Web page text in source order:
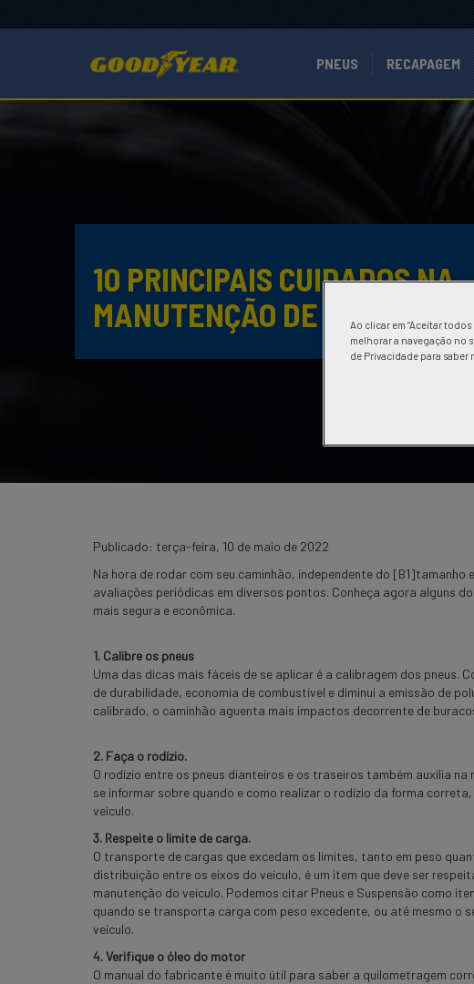
PNEUS RECAPAGEM
10 PRINCIPAIS CUIDADOS NA
MANUTENÇÃO DE
Publicado: terça-feira, 10 de maio de 2022
Na hora de rodar com seu caminhão, independente do [B1]tamanho
avaliações periódicas em diversos pontos. Conheça agora alguns
mais segura e econômica.
1. Calibre os pneus
Uma das dicas mais fáceis de se aplicar é a calibragem dos pneus.
de durabilidade, economia de combustível e diminui a emissão de
calibrado, o caminhão aguenta mais impactos decorrente de
2. Faça o rodízio.
O rodízio entre os pneus dianteiros e os traseiros também auxilia
se informar sobre quando e como realizar o rodízio da forma
veículo.
3. Respeite o limite de carga.
O transporte de cargas que excedam os limites, tanto em peso
distribuição entre os eixos do veículo, é um item que deve ser
manutenção do veículo. Podemos citar Pneus e Suspensão como
quando se transporta carga com peso excedente, ou até mesmo o
veículo.
4. Verifique o óleo do motor
O manual do fabricante é muito útil para saber a quilometragem
Ao clicar em “Aceitar
melhorar a navegação no
de Privacidade para saber